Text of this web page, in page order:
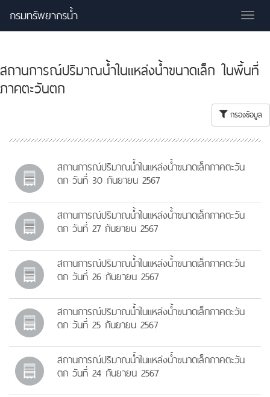
กรมทรัพยากรน้ำ
สถานการณ์ปริมาณน้ำในแหล่งน้ำขนาดเล็ก ในพื้นที่
ภาคตะวันตก
กรองข้อมูล
สถานการณ์ปริมาณน้ำในแหล่งน้ำขนาดเล็กภาคตะวัน
ตก วันที่ 30 กันยายน 2567
สถานการณ์ปริมาณน้ำในแหล่งน้ำขนาดเล็กภาคตะวัน
ตก วันที่ 27 กันยายน 2567
สถานการณ์ปริมาณน้ำในแหล่งน้ำขนาดเล็กภาคตะวัน
ตก วันที่ 26 กันยายน 2567
สถานการณ์ปริมาณน้ำในแหล่งน้ำขนาดเล็กภาคตะวัน
ตก วันที่ 25 กันยายน 2567
สถานการณ์ปริมาณน้ำในแหล่งน้ำขนาดเล็กภาคตะวัน
ตก วันที่ 24 กันยายน 2567